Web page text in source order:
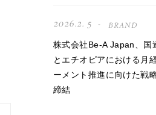
2026.2. 5 BRAND
株式会社Be-A Japan、国
とエチオピアにおける月
ーメント推進に向けた戦
締結